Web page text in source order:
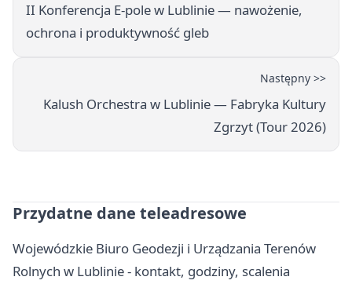
II Konferencja E-pole w Lublinie — nawożenie,
ochrona i produktywność gleb
Następny >>
Kalush Orchestra w Lublinie — Fabryka Kultury
Zgrzyt (Tour 2026)
Przydatne dane teleadresowe
Wojewódzkie Biuro Geodezji i Urządzania Terenów
Rolnych w Lublinie - kontakt, godziny, scalenia